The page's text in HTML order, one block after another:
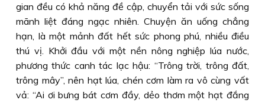
gian đều có khả năng đề cập, chuyển tải với sức sống
mãnh liệt đáng ngạc nhiên. Chuyện ăn uống chẳng
hạn, là một mảnh đất hết sức phong phú, nhiều điều
thú vị. Khởi đầu với một nền nông nghiệp lúa nước,
phương thức canh tác lạc hậu: “Trông trời, trông đất,
trông mây”, nên hạt lúa, chén cơm làm ra vô cùng vất
vả: “Ai ơi bưng bát cơm đầy, dẻo thơm một hạt đắng